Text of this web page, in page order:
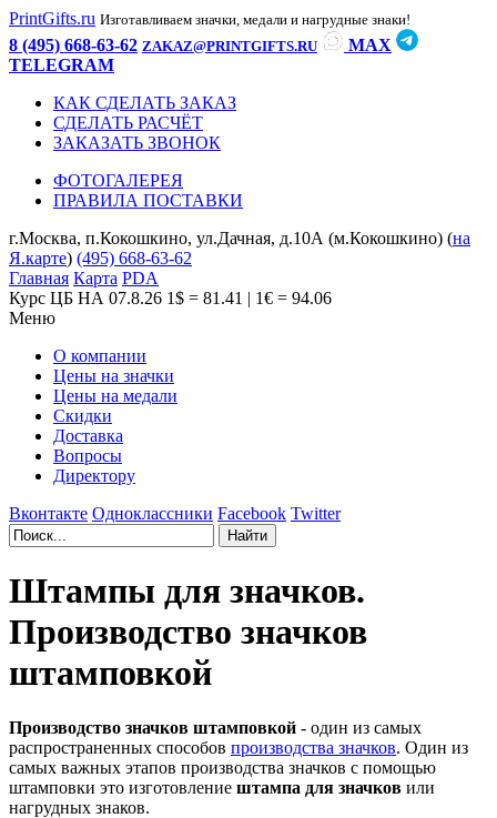
PrintGifts.ru Изготавливаем значки, медали и нагрудные знаки!
8 (495) 668-63-62 ZAKAZ@PRINTGIFTS.RU
MAX
TELEGRAM
КАК СДЕЛАТЬ ЗАКАЗ
СДЕЛАТЬ РАСЧЁТ
ЗАКАЗАТЬ ЗВОНОК
ФОТОГАЛЕРЕЯ
ПРАВИЛА ПОСТАВКИ
г.Москва, п.Кокошкино, ул.Дачная, д.10А (м.Кокошкино) (на
Я.карте) (495) 668-63-62
Главная Карта PDA
Курс ЦБ НА 07.8.26 1$ = 81.41 | 1€ = 94.06
Меню
О компании
Цены на значки
Цены на медали
Скидки
Доставка
Вопросы
Директору
Вконтакте Одноклассники Facebook Twitter
Штампы для значков.
Производство значков
штамповкой
Производство значков штамповкой - один из самых
распространенных способов производства значков. Один из
самых важных этапов производства значков с помощью
штамповки это изготовление штампа для значков или
нагрудных знаков.